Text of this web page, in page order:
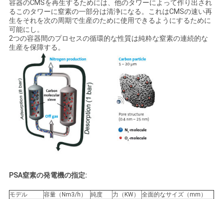
イ
バ
シ
容器のCMSを再生するためには、他のタワーによって作り出され
るこのタワーに窒素の一部分は清浄になる。これはCMSの速い再
生をそれを次の周期で生産のために使用できるようにするために
可能にし。
2つの容器間のプロセスの循環的な性質は純粋な窒素の連続的な
生産を保障する。
PSA窒素の発電機の指定:
モデル 容量（Nm3/h） 純度 力（KW）
全面的なサイズ（mm）